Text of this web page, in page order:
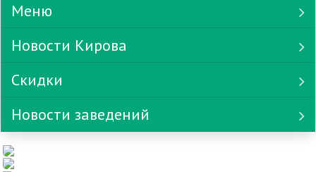
Меню
Новости Кирова
Скидки
Новости заведений